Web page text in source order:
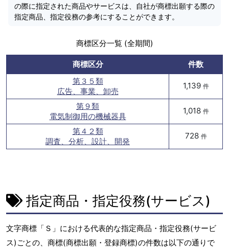
の際に指定された商品やサービスは、自社が商標出願する際の
指定商品、指定役務の参考にすることができます。
商標区分一覧 (全期間)
商標区分
件数
第３５類
広告、事業、卸売
1,139 件
第９類
電気制御用の機械器具
1,018 件
第４２類
調査、分析、設計、開発
728 件
指定商品・指定役務(サービス)
文字商標「Ｓ」における代表的な指定商品・指定役務(サービ
ス)ごとの、商標(商標出願・登録商標)の件数は以下の通りで